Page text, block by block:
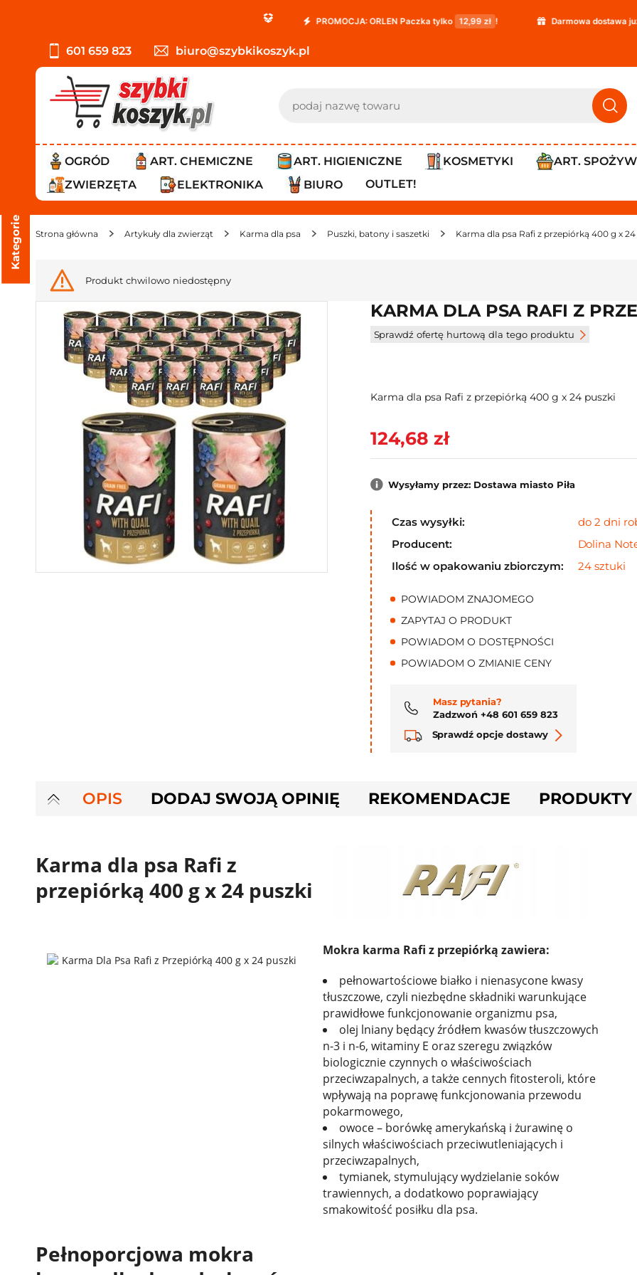
PROMOCJA: ORLEN Paczka tylko 12,99 zł ! Darmowa dostawa już od 119,99
601 659 823 biuro@szybkikoszyk.pl
OGRÓD ART. CHEMICZNE ART. HIGIENICZNE KOSMETYKI ART.
ZWIERZĘTA
ELEKTRONIKA BIURO OUTLET!
Strona główna Artykuły dla zwierząt Karma dla psa Puszki, batony i saszetki Karma dla psa Rafi z przepiórką 400 g x
Kategorie
Produkt chwilowo niedostępny
KARMA DLA PSA RAFI Z
Sprawdź ofertę hurtową dla tego produktu
Karma dla psa Rafi z przepiórką 400 g x 24 puszki
124,68 zł
Wysyłamy przez: Dostawa miasto Piła
Czas wysyłki:
do 2 dni
Producent:
Dolina
Ilość w opakowaniu zbiorczym:
24 sztuki
POWIADOM ZNAJOMEGO
ZAPYTAJ O PRODUKT
POWIADOM O DOSTĘPNOŚCI
POWIADOM O ZMIANIE CENY
Masz pytania?
Zadzwoń +48 601 659 823
Sprawdź opcje dostawy
OPIS DODAJ SWOJĄ OPINIĘ REKOMENDACJE
Karma dla psa Rafi z
przepiórką 400 g x 24 puszki
Mokra karma Rafi z przepiórką zawiera:
pełnowartościowe białko i nienasycone kwasy
tłuszczowe, czyli niezbędne składniki warunkujące
prawidłowe funkcjonowanie organizmu psa,
olej lniany będący źródłem kwasów tłuszczowych
n-3 i n-6, witaminy E oraz szeregu związków
biologicznie czynnych o właściwościach
przeciwzapalnych, a także cennych fitosteroli, które
wpływają na poprawę funkcjonowania przewodu
pokarmowego,
owoce – borówkę amerykańską i żurawinę o
silnych właściwościach przeciwutleniających i
przeciwzapalnych,
tymianek, stymulujący wydzielanie soków
trawiennych, a dodatkowo poprawiający
smakowitość posiłku dla psa.
Pełnoporcjowa mokra